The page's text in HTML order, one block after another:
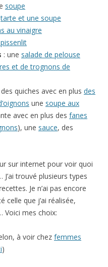
soupe
tarte et une soupe
au vinaigre
: une salade de pelouse
et de trognons de
des quiches avec en plus des
une soupe aux
avec en plus des fanes
), une sauce, des
sur internet pour voir quoi
trouvé plusieurs types
Je n’ai pas encore
celle que j’ai réalisée,
Voici mes choix:
à voir chez femmes
)